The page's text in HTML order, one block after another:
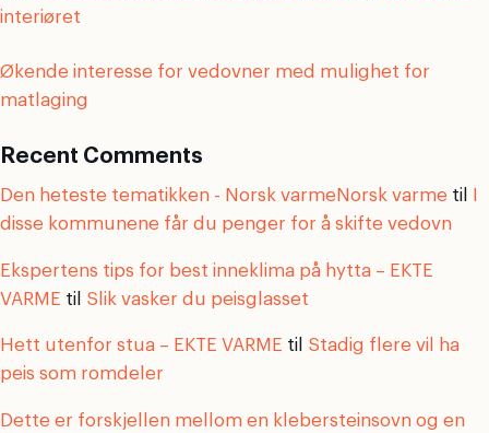
interiøret
Økende interesse for vedovner med mulighet for
matlaging
Recent Comments
Den heteste tematikken - Norsk varmeNorsk varme til
disse kommunene får du penger for å skifte vedovn
Ekspertens tips for best inneklima på hytta – EKTE
VARME til Slik vasker du peisglasset
Hett utenfor stua – EKTE VARME til Stadig flere vil ha
peis som romdeler
Dette er forskjellen mellom en klebersteinsovn og en